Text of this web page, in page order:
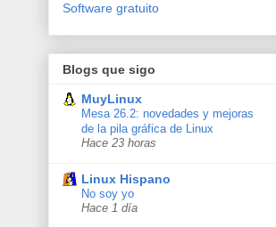
Software gratuito
Blogs que sigo
MuyLinux
Mesa 26.2: novedades y mejoras
de la pila gráfica de Linux
Hace 23 horas
Linux Hispano
No soy yo
Hace 1 día